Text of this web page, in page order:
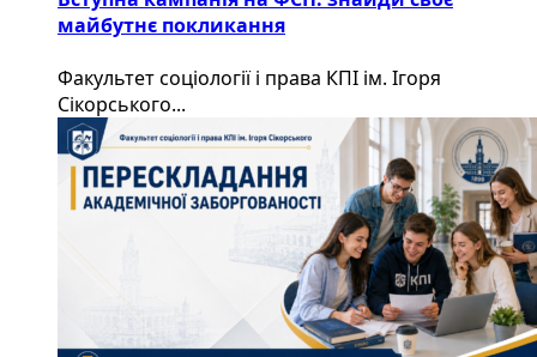
майбутнє покликання
Факультет соціології і права КПІ ім. Ігоря
Сікорського...